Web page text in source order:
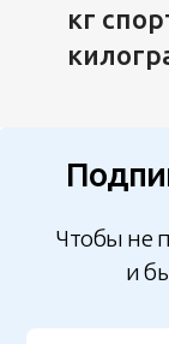
кг
Чтобы не
и